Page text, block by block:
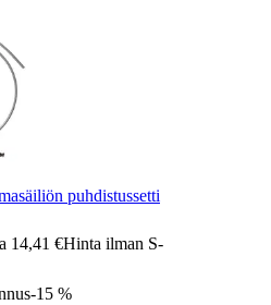
puhdistussetti
14,41 €Hinta ilman S-
-15 %